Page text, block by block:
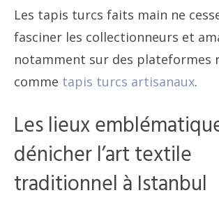
Les tapis turcs faits main ne
fasciner les collectionneurs et
notamment sur des plateformes
comme tapis turcs artisanaux.
Les lieux
dénicher l’art textile
traditionnel à Istanbul